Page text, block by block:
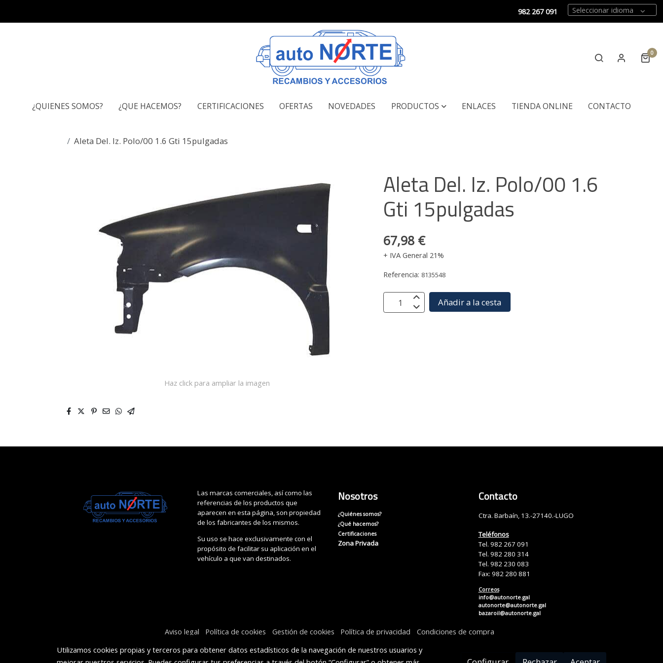
982 267 091 Seleccionar idioma
0
¿QUIENES SOMOS? ¿QUE HACEMOS? CERTIFICACIONES OFERTAS NOVEDADES PRODUCTOS ENLACES TIENDA ONLINE CONTACTO
Aleta Del. Iz. Polo/00 1.6 Gti 15pulgadas
Haz click para ampliar la imagen
Aleta Del. Iz. Polo/00 1.6
Gti 15pulgadas
67,98 €
+ IVA General 21%
Referencia: 8135548
Añadir a la cesta
Las marcas comerciales, así como las
referencias de los productos que
aparecen en esta página, son propiedad
de los fabricantes de los mismos.
Su uso se hace exclusivamente con el
propósito de facilitar su aplicación en el
vehículo a que van destinados.
Nosotros
¿Quiénes somos?
¿Qué hacemos?
Certificaciones
Zona Privada
Contacto
Ctra. Barbaín, 13.-27140.-LUGO
Teléfonos
Tel. 982 267 091
Tel. 982 280 314
Tel. 982 230 083
Fax: 982 280 881
Correos
info@autonorte.gal
autonorte@autonorte.gal
bazaroil@autonorte.gal
Aviso legal Política de cookies Gestión de cookies Política de privacidad
Condiciones de compra
Utilizamos cookies propias y terceros para obtener datos estadísticos de la navegación de nuestros usuarios y